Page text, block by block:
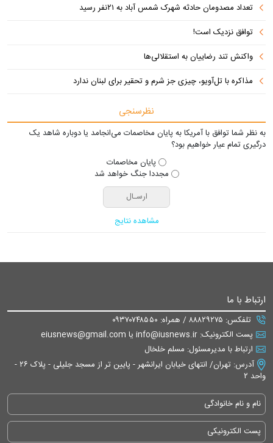
تعداد مصدومان حادثه شهرک شمس آباد به ۲۱نفر رسید
توافق نزدیک است!
واکنش تند رضاییان به استقلالی‌ها
مذاکره با تل‌آویو، چیزی جز شرم و تحقیر برای لبنان ندارد
نظرسنجی
به نظر شما توافق با آمریکا به پایان مخاصمات می‌انجامد یا دوباره شاهد یک
درگیری تمام عیار خواهیم بود؟
پایان مخاصمات
مجددا جنگ خواهد شد
مشاهده نتایج
ارتباط با ما
تلفکس: ۸۸۸۲۹۲۷۵ / همراه: ۰۹۳۷۰۷۴۸۵۵۰
پست الکترونیک: info@iusnews.ir یا eiusnews@gmail.com
ارتباط با مدیرمسئول: مسلم خلخال
آدرس: تهران/ انتهای خیابان ایرانشهر - پایین تر از مسجد جلیلی - پلاک ۲۶ -
واحد ۲